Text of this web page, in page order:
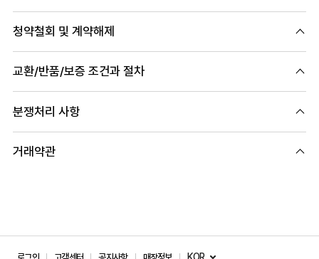
청약철회 및 계약해제
교환/반품/보증 조건과 절차
분쟁처리 사항
거래약관
KOR